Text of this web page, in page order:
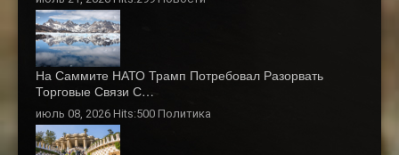
На Саммите НАТО Трамп Потребовал Разорвать
Торговые Связи С…
июль 08, 2026 Hits:500 Политика